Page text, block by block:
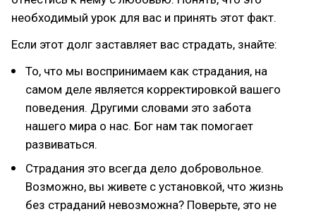
необходимый урок для вас и принять этот факт.
Если этот долг заставляет вас страдать, знайте:
То, что мы воспринимаем как страдания, на
самом деле является корректировкой вашего
поведения. Другими словами это забота
нашего мира о нас. Бог нам так помогает
развиваться.
Страдания это всегда дело добровольное.
Возможно, вы живете с установкой, что жизнь
без страданий невозможна? Поверьте, это не